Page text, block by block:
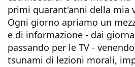
primi quarant'anni della mia
Ogni giorno apriamo un
e di informazione - dai
passando per le TV -
tsunami di lezioni morali,